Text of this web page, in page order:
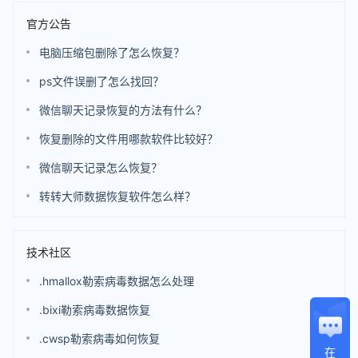
官方公告
电脑压缩包删除了怎么恢复？
ps文件误删了怎么找回？
微信聊天记录恢复的方法有什么？
恢复删除的文件用哪款软件比较好？
微信聊天记录怎么恢复？
转转大师数据恢复软件怎么样？
技术社区
.hmallox勒索病毒数据怎么处理
.bixi勒索病毒数据恢复
.cwsp勒索病毒如何恢复
在